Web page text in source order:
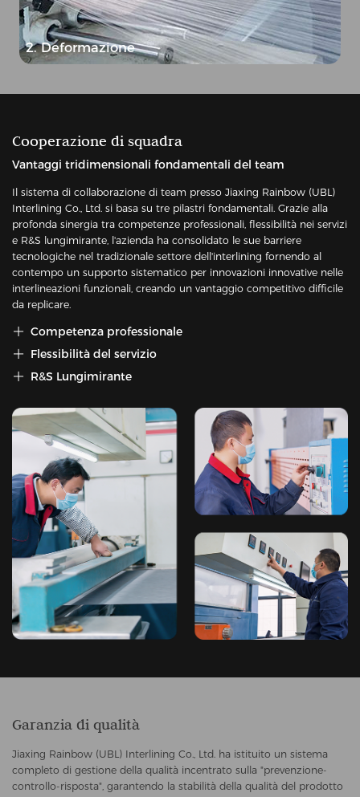
2. Deformazione
Cooperazione di squadra
Vantaggi tridimensionali fondamentali del team
Il sistema di collaborazione di team presso Jiaxing Rainbow (UBL)
Interlining Co., Ltd. si basa su tre pilastri fondamentali. Grazie alla
profonda sinergia tra competenze professionali, flessibilità nei servizi
e R&S lungimirante, l'azienda ha consolidato le sue barriere
tecnologiche nel tradizionale settore dell'interlining fornendo al
contempo un supporto sistematico per innovazioni innovative nelle
interlineazioni funzionali, creando un vantaggio competitivo difficile
da replicare.
 Competenza professionale
 Flessibilità del servizio
 R&S Lungimirante
Garanzia di qualità
Jiaxing Rainbow (UBL) Interlining Co., Ltd. ha istituito un sistema
completo di gestione della qualità incentrato sulla "prevenzione-
controllo-risposta", garantendo la stabilità della qualità del prodotto